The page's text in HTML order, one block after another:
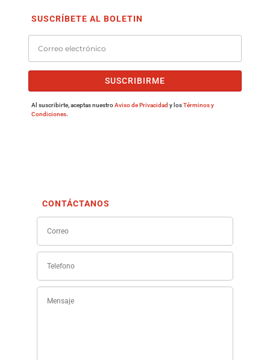
SUSCRÍBETE AL BOLETIN
SUSCRIBIRME
Al suscribirte, aceptas nuestroAviso de Privacidad y losTérminos y
Condiciones.
CONTÁCTANOS